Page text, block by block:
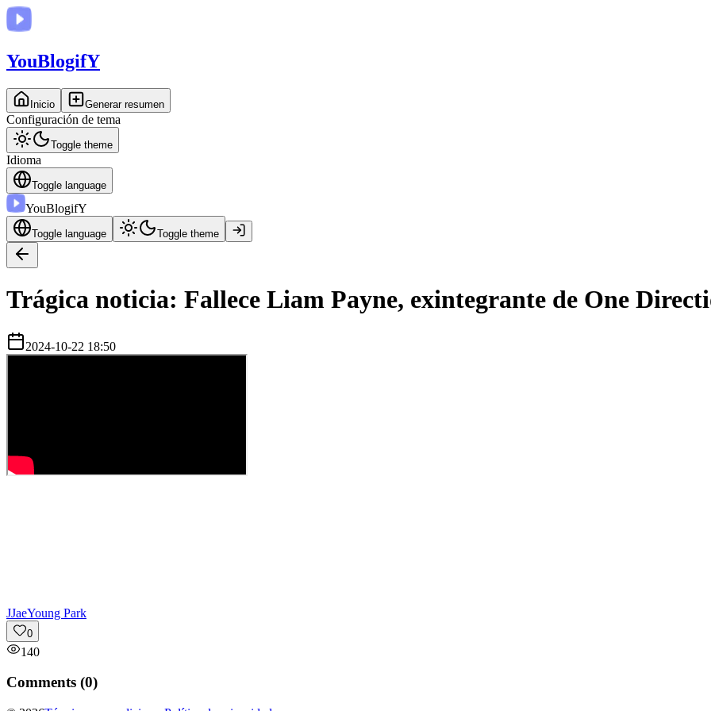
YouBlogifY
Inicio Generar resumen
Configuración de tema
Toggle theme
Idioma
Toggle language
YouBlogifY
Toggle language Toggle theme
Trágica noticia: Fallece Liam Payne, exintegrante de One
2024-10-22 18:50
JJaeYoung Park
0
140
Comments (0)